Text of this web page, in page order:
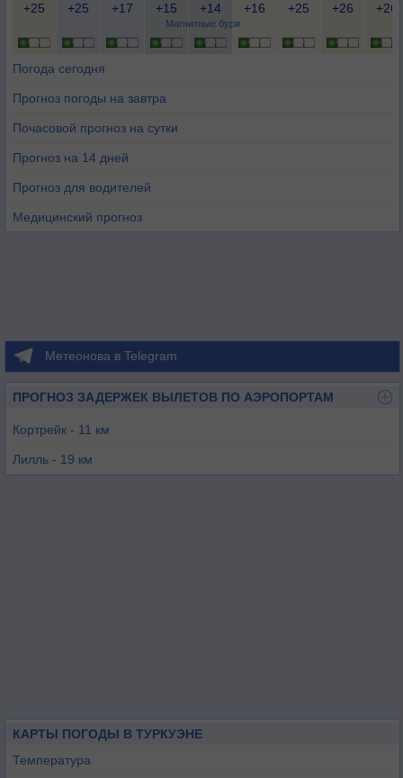
Магнитные бури
+25 +25 +17 +15 +14 +16 +25 +26 +26
Погода сегодня
Прогноз погоды на завтра
Почасовой прогноз на сутки
Прогноз на 14 дней
Прогноз для водителей
Медицинский прогноз
Метеонова в Telegram
ПРОГНОЗ ЗАДЕРЖЕК ВЫЛЕТОВ ПО АЭРОПОРТАМ
Кортрейк - 11 км
Лилль - 19 км
КАРТЫ ПОГОДЫ В ТУРКУЭНЕ
Температура